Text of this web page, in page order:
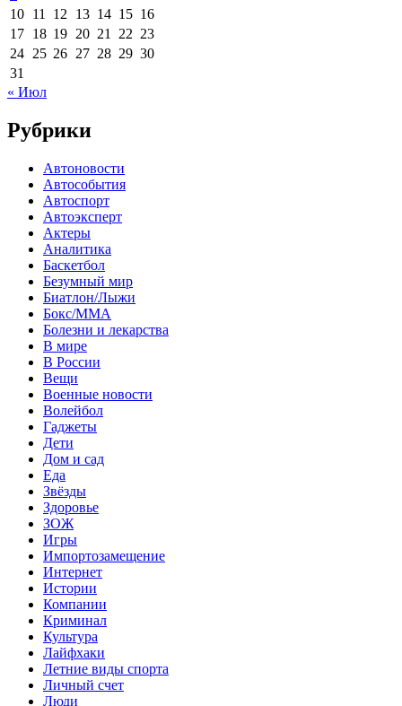
10 11 12 13 14 15 16
17 18 19 20 21 22 23
24 25 26 27 28 29 30
31
« Июл
Рубрики
Автоновости
Автособытия
Автоспорт
Автоэксперт
Актеры
Аналитика
Баскетбол
Безумный мир
Биатлон/Лыжи
Бокс/MMA
Болезни и лекарства
В мире
В России
Вещи
Военные новости
Волейбол
Гаджеты
Дети
Дом и сад
Еда
Звёзды
Здоровье
ЗОЖ
Игры
Импортозамещение
Интернет
Истории
Компании
Криминал
Культура
Лайфхаки
Летние виды спорта
Личный счет
Люди